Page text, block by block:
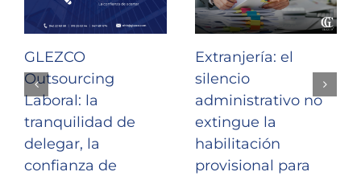
GLEZCO
Outsourcing
Laboral: la
tranquilidad de
delegar, la
confianza de
Extranjería: el
silencio
administrativo no
extingue la
habilitación
provisional para